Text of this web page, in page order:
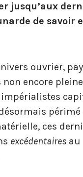
jusqu’aux
de savoir
ouvrier,
encore
périmé
ces
excédentairesau